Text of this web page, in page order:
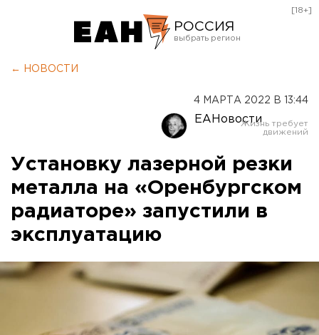
РОССИЯ
Оренбург
[18+]
← НОВОСТИ
4 МАРТА 2022 В 13:44
ЕАНовости
Установку лазерной резки
металла на «Оренбургском
радиаторе» запустили в
эксплуатацию